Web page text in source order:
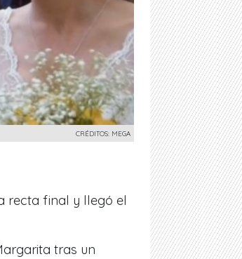
CRÉDITOS: MEGA
recta final y llegó el
tras un